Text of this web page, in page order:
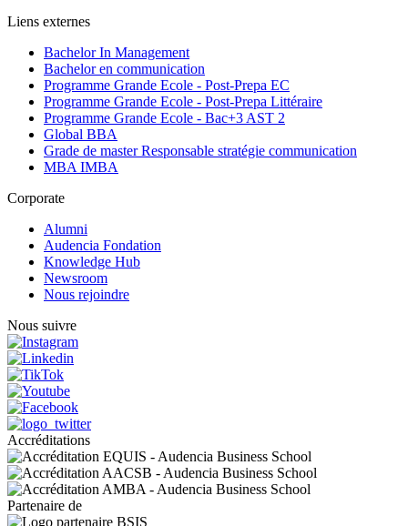
Liens externes
Bachelor In Management
Bachelor en communication
Programme Grande Ecole - Post-Prepa EC
Programme Grande Ecole - Post-Prepa Littéraire
Programme Grande Ecole - Bac+3 AST 2
Global BBA
Grade de master Responsable stratégie communication
MBA IMBA
Corporate
Alumni
Audencia Fondation
Knowledge Hub
Newsroom
Nous rejoindre
Nous suivre
Accréditations
Partenaire de